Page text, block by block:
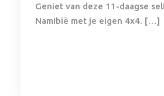
Geniet van deze 11-daagse
Namibië met je eigen 4x4. […]